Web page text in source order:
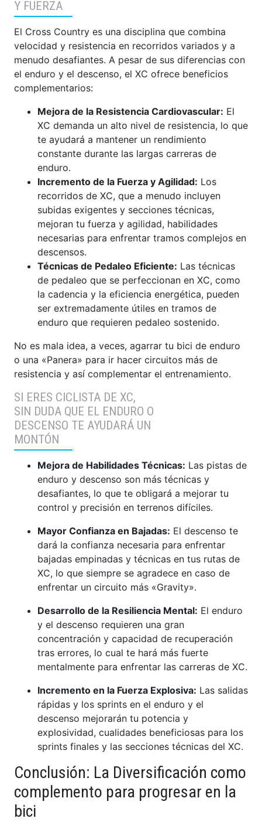
Y FUERZA
El Cross Country es una disciplina que combina
velocidad y resistencia en recorridos variados y a
menudo desafiantes. A pesar de sus diferencias con
el enduro y el descenso, el XC ofrece beneficios
complementarios:
Mejora de la Resistencia Cardiovascular: El
XC demanda un alto nivel de resistencia, lo que
te ayudará a mantener un rendimiento
constante durante las largas carreras de
enduro.
Incremento de la Fuerza y Agilidad: Los
recorridos de XC, que a menudo incluyen
subidas exigentes y secciones técnicas,
mejoran tu fuerza y agilidad, habilidades
necesarias para enfrentar tramos complejos en
descensos.
Técnicas de Pedaleo Eficiente: Las técnicas
de pedaleo que se perfeccionan en XC, como
la cadencia y la eficiencia energética, pueden
ser extremadamente útiles en tramos de
enduro que requieren pedaleo sostenido.
No es mala idea, a veces, agarrar tu bici de enduro
o una «Panera» para ir hacer circuitos más de
resistencia y así complementar el entrenamiento.
SI ERES CICLISTA DE XC,
SIN DUDA QUE EL ENDURO O
DESCENSO TE AYUDARÁ UN
MONTÓN
Mejora de Habilidades Técnicas: Las pistas de
enduro y descenso son más técnicas y
desafiantes, lo que te obligará a mejorar tu
control y precisión en terrenos difíciles.
Mayor Confianza en Bajadas: El descenso te
dará la confianza necesaria para enfrentar
bajadas empinadas y técnicas en tus rutas de
XC, lo que siempre se agradece en caso de
enfrentar un circuito más «Gravity».
Desarrollo de la Resiliencia Mental: El enduro
y el descenso requieren una gran
concentración y capacidad de recuperación
tras errores, lo cual te hará más fuerte
mentalmente para enfrentar las carreras de XC.
Incremento en la Fuerza Explosiva: Las salidas
rápidas y los sprints en el enduro y el
descenso mejorarán tu potencia y
explosividad, cualidades beneficiosas para los
sprints finales y las secciones técnicas del XC.
Conclusión: La Diversificación como
complemento para progresar en la
bici